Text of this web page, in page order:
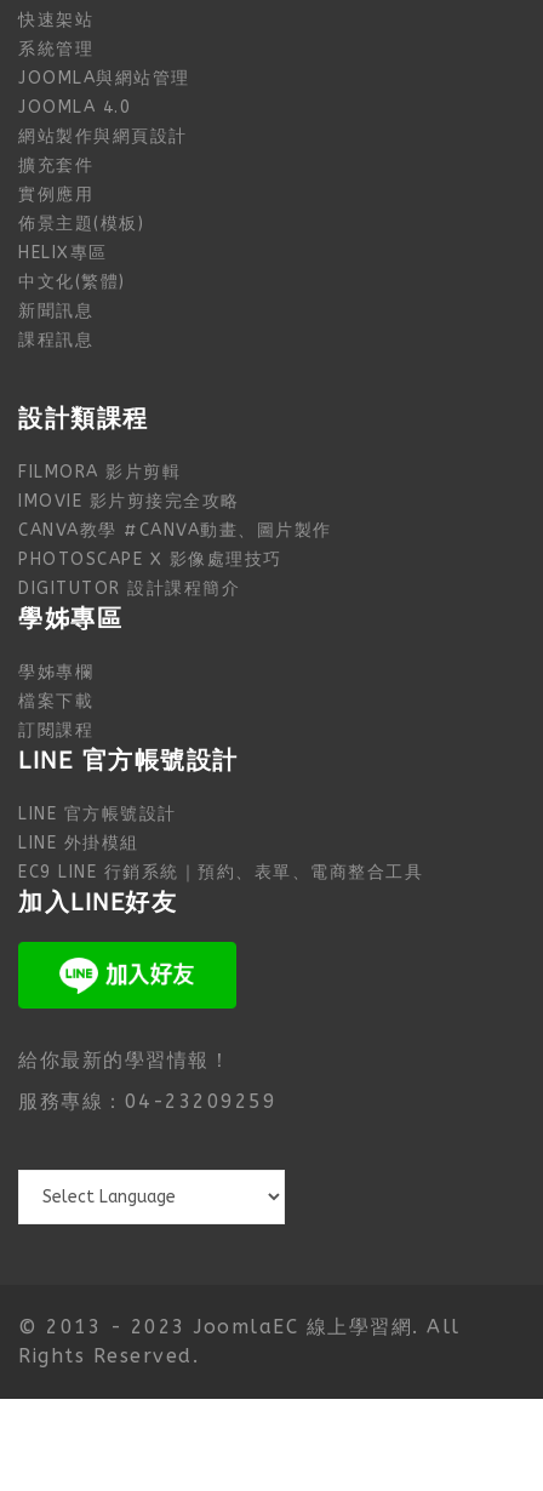
快速架站
系統管理
JOOMLA與網站管理
JOOMLA 4.0
網站製作與網頁設計
擴充套件
實例應用
佈景主題(模板)
HELIX專區
中文化(繁體)
新聞訊息
課程訊息
設計類課程
FILMORA 影片剪輯
IMOVIE 影片剪接完全攻略
CANVA教學 #CANVA動畫、圖片製作
PHOTOSCAPE X 影像處理技巧
DIGITUTOR 設計課程簡介
學姊專區
學姊專欄
檔案下載
訂閱課程
LINE 官方帳號設計
LINE 官方帳號設計
LINE 外掛模組
EC9 LINE 行銷系統｜預約、表單、電商整合工具
加入LINE好友
給你最新的學習情報！
服務專線：04-23209259
© 2013 - 2023 JoomlaEC 線上學習網. All
Rights Reserved.